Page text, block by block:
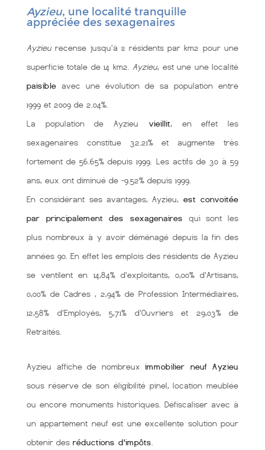
Ayzieu, une localité tranquille
appréciée des sexagenaires
Ayzieurecense jusqu'à 11 résidents par km2 pour une
superficie totale de 14 km2. Ayzieu, est une une localité
paisible avec une évolution de sa population entre
1999 et 2009 de 2.04%.
La population de Ayzieu vieillit, en effet les
sexagenaires constitue 32.21% et augmente très
fortement de 56.65% depuis 1999. Les actifs de 30 à 59
ans, eux ont diminué de -9.52% depuis 1999.
En considérant ses avantages, Ayzieu, est convoitée
par principalement des sexagenaires qui sont les
plus nombreux à y avoir déménagé depuis la fin des
années 90. En effet les emplois des résidents de Ayzieu
se ventilent en 14,84% d'exploitants, 0,00% d'Artisans,
0,00% de Cadres , 2,94% de Profession Intermédiaires,
12,58% d'Employés, 5,71% d'Ouvriers et 29,03% de
Retraités.
Ayzieu affiche de nombreux immobilier neuf Ayzieu
sous réserve de son éligibilité pinel, location meublée
ou encore monuments historiques. Défiscaliser avec à
un appartement neuf est une excellente solution pour
obtenir des réductions d'impôts